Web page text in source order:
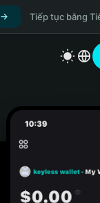
Tiếp tục bằng